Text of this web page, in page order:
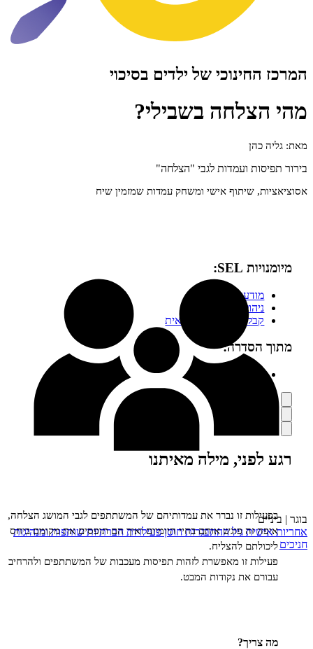
של ילדים בסיכוי
בשבילי?
ועמדות לגבי "הצלחה"
שיתוף אישי ומשחק עמדותשמזמין שיח
גיל ההתבגרותחוסןפעילויות חברתיותשותפות ומנהיגות
עצמית
עצמי
החלטות אחראית
מילה מאיתנו
זו נברר את עמדותיהם של המשתתפים לגבי המושג הצלחה,
זה פוגש אותם בחיי היומיום ואיך הם תופסים את מקומם ביחס
להצליח.
זו מאפשרת לזהות תפיסות מעכבות של המשתתפים ולהרחיב
את נקודות המבט.